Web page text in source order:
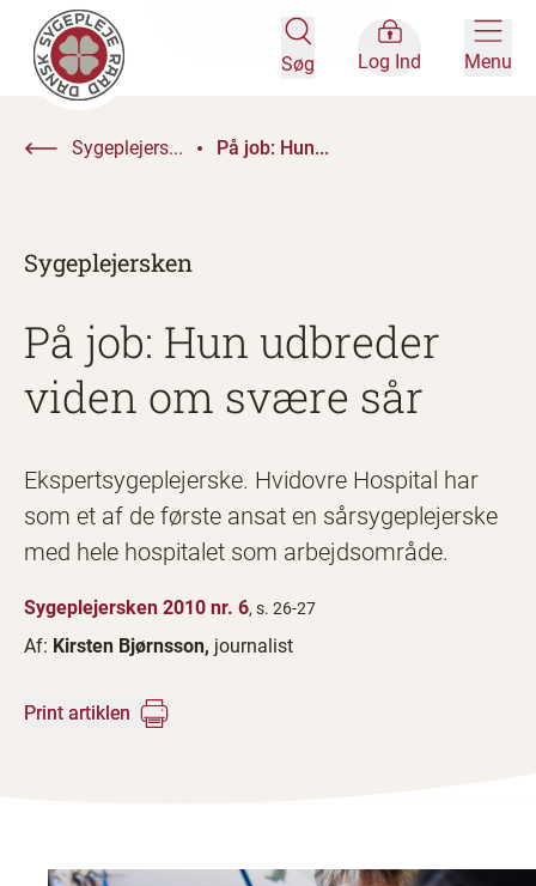
Søg Log Ind Menu
Sygeplejers... På job: Hun...
Sygeplejersken
På job: Hun udbreder
viden om svære sår
Ekspertsygeplejerske. Hvidovre Hospital har
som et af de første ansat en sårsygeplejerske
med hele hospitalet som arbejdsområde.
Sygeplejersken 2010 nr. 6, s. 26-27
Af: Kirsten Bjørnsson, journalist
Print artiklen